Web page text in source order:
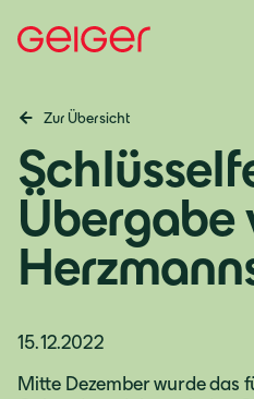
Zur Übersicht
Übergabe
15.12.2022
Mitte Dezember wurde das